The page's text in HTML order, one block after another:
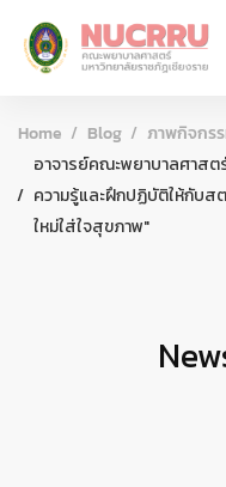
Home Blog ภาพกิจกร
อาจารย์คณะพยาบาลศาสต
ความรู้และฝึกปฏิบัติให้กับส
ใหม่ใส่ใจสุขภาพ"